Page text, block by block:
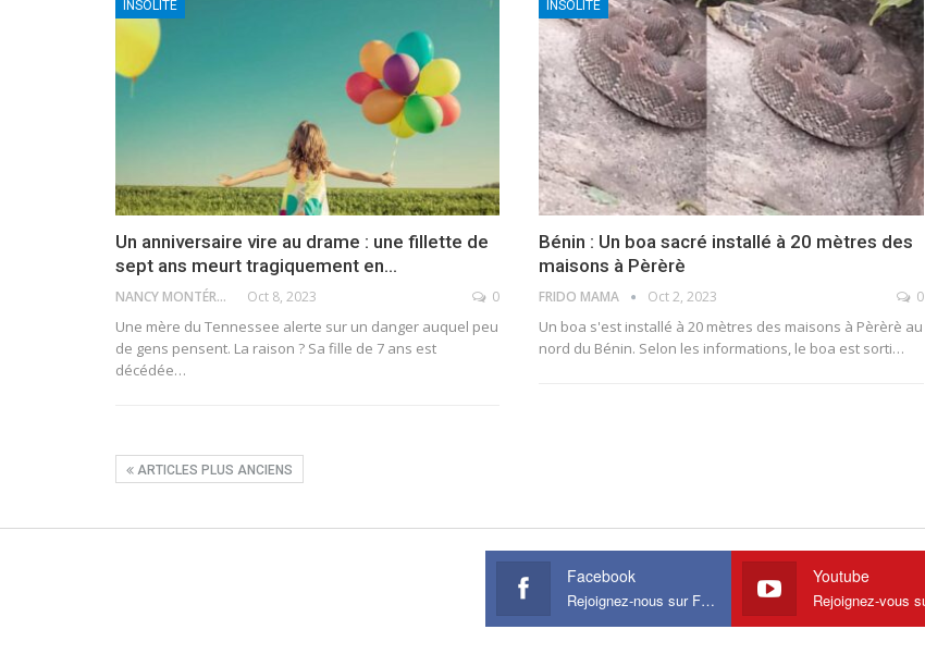
INSOLITE
Un anniversaire vire au drame : une fillette de
sept ans meurt tragiquement en…
NANCY MONTÉRO Oct 8, 2023 0
Une mère du Tennessee alerte sur un danger auquel peu
de gens pensent. La raison ? Sa fille de 7 ans est
décédée…
INSOLITE
Bénin : Un boa sacré installé à 20 mètres des
maisons à Pèrèrè
FRIDO MAMA Oct 2, 2023 0
Un boa s'est installé à 20 mètres des maisons à Pèrèrè au
nord du Bénin. Selon les informations, le boa est sorti…
ARTICLES PLUS ANCIENS
Facebook
Rejoignez-nous sur Facebook
Youtube